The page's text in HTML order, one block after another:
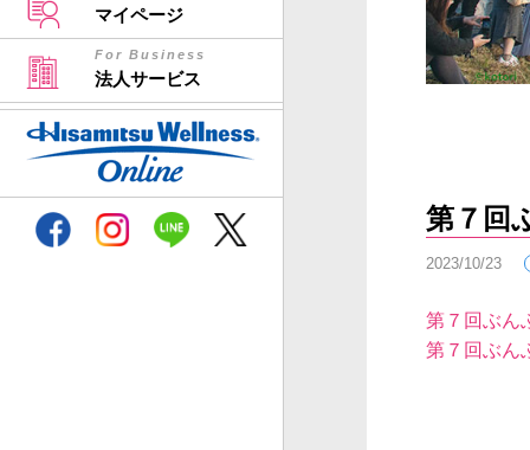
マイページ
For Business
法人サービス
久光ウェルネス
第７回
2023/10/23
第７回ぶん
第７回ぶん